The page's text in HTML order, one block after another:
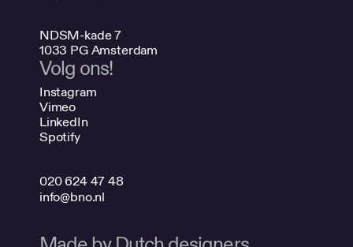
NDSM-kade 7
1033 PG Amsterdam
Volg ons!
Instagram
Vimeo
LinkedIn
Spotify
020 624 47 48
info@bno.nl